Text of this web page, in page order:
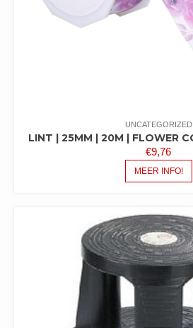
UNCATEGORIZED
LINT | 25MM | 20M | FLOWER
€9,76
MEER INFO!